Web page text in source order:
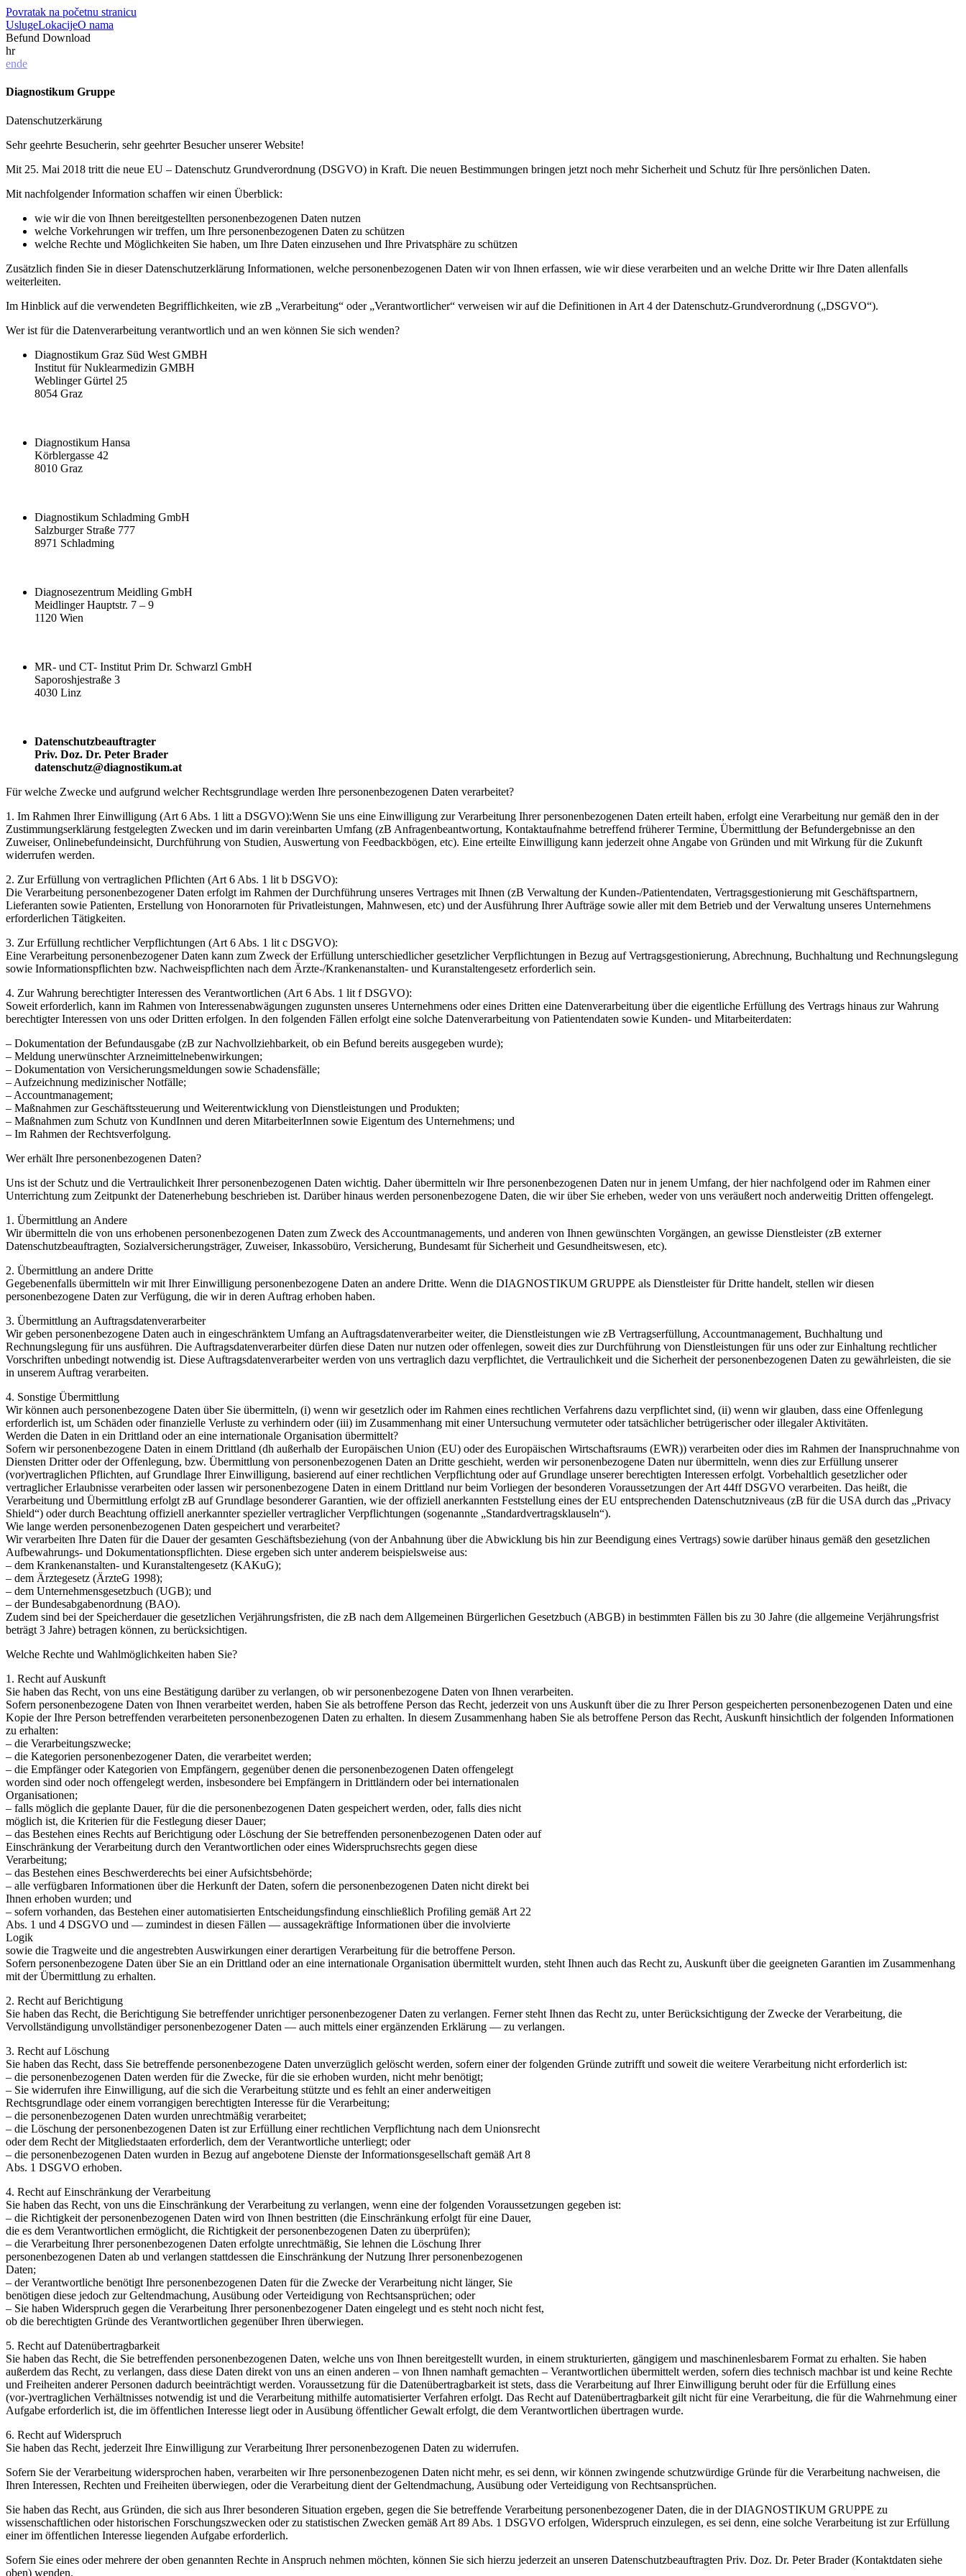
Povratak na početnu stranicu
UslugeLokacijeO nama
Befund Download
hr
ende
Diagnostikum Gruppe
Datenschutzerkärung
Sehr geehrte Besucherin, sehr geehrter Besucher unserer Website!
Mit 25. Mai 2018 tritt die neue EU – Datenschutz Grundverordnung (DSGVO) in Kraft. Die neuen Bestimmungen bringen jetzt noch mehr Sicherheit und Schutz für Ihre persönlichen Daten.
Mit nachfolgender Information schaffen wir einen Überblick:
wie wir die von Ihnen bereitgestellten personenbezogenen Daten nutzen
welche Vorkehrungen wir treffen, um Ihre personenbezogenen Daten zu schützen
welche Rechte und Möglichkeiten Sie haben, um Ihre Daten einzusehen und Ihre Privatsphäre zu schützen
Zusätzlich finden Sie in dieser Datenschutzerklärung Informationen, welche personenbezogenen Daten wir von Ihnen erfassen, wie wir diese verarbeiten und an welche Dritte wir Ihre Daten allenfalls
weiterleiten.
Im Hinblick auf die verwendeten Begrifflichkeiten, wie zB „Verarbeitung“ oder „Verantwortlicher“ verweisen wir auf die Definitionen in Art 4 der Datenschutz-Grundverordnung („DSGVO“).
Wer ist für die Datenverarbeitung verantwortlich und an wen können Sie sich wenden?
Diagnostikum Graz Süd West GMBH
Institut für Nuklearmedizin GMBH
Weblinger Gürtel 25
8054 Graz
Diagnostikum Hansa
Körblergasse 42
8010 Graz
Diagnostikum Schladming GmbH
Salzburger Straße 777
8971 Schladming
Diagnosezentrum Meidling GmbH
Meidlinger Hauptstr. 7 – 9
1120 Wien
MR- und CT- Institut Prim Dr. Schwarzl GmbH
Saporoshjestraße 3
4030 Linz
Datenschutzbeauftragter
Priv. Doz. Dr. Peter Brader
datenschutz@diagnostikum.at
Für welche Zwecke und aufgrund welcher Rechtsgrundlage werden Ihre personenbezogenen Daten verarbeitet?
1. Im Rahmen Ihrer Einwilligung (Art 6 Abs. 1 litt a DSGVO):Wenn Sie uns eine Einwilligung zur Verarbeitung Ihrer personenbezogenen Daten erteilt haben, erfolgt eine Verarbeitung nur gemäß den in der
Zustimmungserklärung festgelegten Zwecken und im darin vereinbarten Umfang (zB Anfragenbeantwortung, Kontaktaufnahme betreffend früherer Termine, Übermittlung der Befundergebnisse an den
Zuweiser, Onlinebefundeinsicht, Durchführung von Studien, Auswertung von Feedbackbögen, etc). Eine erteilte Einwilligung kann jederzeit ohne Angabe von Gründen und mit Wirkung für die Zukunft
widerrufen werden.
2. Zur Erfüllung von vertraglichen Pflichten (Art 6 Abs. 1 lit b DSGVO):
Die Verarbeitung personenbezogener Daten erfolgt im Rahmen der Durchführung unseres Vertrages mit Ihnen (zB Verwaltung der Kunden-/Patientendaten, Vertragsgestionierung mit Geschäftspartnern,
Lieferanten sowie Patienten, Erstellung von Honorarnoten für Privatleistungen, Mahnwesen, etc) und der Ausführung Ihrer Aufträge sowie aller mit dem Betrieb und der Verwaltung unseres Unternehmens
erforderlichen Tätigkeiten.
3. Zur Erfüllung rechtlicher Verpflichtungen (Art 6 Abs. 1 lit c DSGVO):
Eine Verarbeitung personenbezogener Daten kann zum Zweck der Erfüllung unterschiedlicher gesetzlicher Verpflichtungen in Bezug auf Vertragsgestionierung, Abrechnung, Buchhaltung und Rechnungslegung
sowie Informationspflichten bzw. Nachweispflichten nach dem Ärzte-/Krankenanstalten- und Kuranstaltengesetz erforderlich sein.
4. Zur Wahrung berechtigter Interessen des Verantwortlichen (Art 6 Abs. 1 lit f DSGVO):
Soweit erforderlich, kann im Rahmen von Interessenabwägungen zugunsten unseres Unternehmens oder eines Dritten eine Datenverarbeitung über die eigentliche Erfüllung des Vertrags hinaus zur Wahrung
berechtigter Interessen von uns oder Dritten erfolgen. In den folgenden Fällen erfolgt eine solche Datenverarbeitung von Patientendaten sowie Kunden- und Mitarbeiterdaten:
– Dokumentation der Befundausgabe (zB zur Nachvollziehbarkeit, ob ein Befund bereits ausgegeben wurde);
– Meldung unerwünschter Arzneimittelnebenwirkungen;
– Dokumentation von Versicherungsmeldungen sowie Schadensfälle;
– Aufzeichnung medizinischer Notfälle;
– Accountmanagement;
– Maßnahmen zur Geschäftssteuerung und Weiterentwicklung von Dienstleistungen und Produkten;
– Maßnahmen zum Schutz von KundInnen und deren MitarbeiterInnen sowie Eigentum des Unternehmens; und
– Im Rahmen der Rechtsverfolgung.
Wer erhält Ihre personenbezogenen Daten?
Uns ist der Schutz und die Vertraulichkeit Ihrer personenbezogenen Daten wichtig. Daher übermitteln wir Ihre personenbezogenen Daten nur in jenem Umfang, der hier nachfolgend oder im Rahmen einer
Unterrichtung zum Zeitpunkt der Datenerhebung beschrieben ist. Darüber hinaus werden personenbezogene Daten, die wir über Sie erheben, weder von uns veräußert noch anderweitig Dritten offengelegt.
1. Übermittlung an Andere
Wir übermitteln die von uns erhobenen personenbezogenen Daten zum Zweck des Accountmanagements, und anderen von Ihnen gewünschten Vorgängen, an gewisse Dienstleister (zB externer
Datenschutzbeauftragten, Sozialversicherungsträger, Zuweiser, Inkassobüro, Versicherung, Bundesamt für Sicherheit und Gesundheitswesen, etc).
2. Übermittlung an andere Dritte
Gegebenenfalls übermitteln wir mit Ihrer Einwilligung personenbezogene Daten an andere Dritte. Wenn die DIAGNOSTIKUM GRUPPE als Dienstleister für Dritte handelt, stellen wir diesen
personenbezogene Daten zur Verfügung, die wir in deren Auftrag erhoben haben.
3. Übermittlung an Auftragsdatenverarbeiter
Wir geben personenbezogene Daten auch in eingeschränktem Umfang an Auftragsdatenverarbeiter weiter, die Dienstleistungen wie zB Vertragserfüllung, Accountmanagement, Buchhaltung und
Rechnungslegung für uns ausführen. Die Auftragsdatenverarbeiter dürfen diese Daten nur nutzen oder offenlegen, soweit dies zur Durchführung von Dienstleistungen für uns oder zur Einhaltung rechtlicher
Vorschriften unbedingt notwendig ist. Diese Auftragsdatenverarbeiter werden von uns vertraglich dazu verpflichtet, die Vertraulichkeit und die Sicherheit der personenbezogenen Daten zu gewährleisten, die sie
in unserem Auftrag verarbeiten.
4. Sonstige Übermittlung
Wir können auch personenbezogene Daten über Sie übermitteln, (i) wenn wir gesetzlich oder im Rahmen eines rechtlichen Verfahrens dazu verpflichtet sind, (ii) wenn wir glauben, dass eine Offenlegung
erforderlich ist, um Schäden oder finanzielle Verluste zu verhindern oder (iii) im Zusammenhang mit einer Untersuchung vermuteter oder tatsächlicher betrügerischer oder illegaler Aktivitäten.
Werden die Daten in ein Drittland oder an eine internationale Organisation übermittelt?
Sofern wir personenbezogene Daten in einem Drittland (dh außerhalb der Europäischen Union (EU) oder des Europäischen Wirtschaftsraums (EWR)) verarbeiten oder dies im Rahmen der Inanspruchnahme von
Diensten Dritter oder der Offenlegung, bzw. Übermittlung von personenbezogenen Daten an Dritte geschieht, werden wir personenbezogene Daten nur übermitteln, wenn dies zur Erfüllung unserer
(vor)vertraglichen Pflichten, auf Grundlage Ihrer Einwilligung, basierend auf einer rechtlichen Verpflichtung oder auf Grundlage unserer berechtigten Interessen erfolgt. Vorbehaltlich gesetzlicher oder
vertraglicher Erlaubnisse verarbeiten oder lassen wir personenbezogene Daten in einem Drittland nur beim Vorliegen der besonderen Voraussetzungen der Art 44ff DSGVO verarbeiten. Das heißt, die
Verarbeitung und Übermittlung erfolgt zB auf Grundlage besonderer Garantien, wie der offiziell anerkannten Feststellung eines der EU entsprechenden Datenschutzniveaus (zB für die USA durch das „Privacy
Shield“) oder durch Beachtung offiziell anerkannter spezieller vertraglicher Verpflichtungen (sogenannte „Standardvertragsklauseln“).
Wie lange werden personenbezogenen Daten gespeichert und verarbeitet?
Wir verarbeiten Ihre Daten für die Dauer der gesamten Geschäftsbeziehung (von der Anbahnung über die Abwicklung bis hin zur Beendigung eines Vertrags) sowie darüber hinaus gemäß den gesetzlichen
Aufbewahrungs- und Dokumentationspflichten. Diese ergeben sich unter anderem beispielsweise aus:
– dem Krankenanstalten- und Kuranstaltengesetz (KAKuG);
– dem Ärztegesetz (ÄrzteG 1998);
– dem Unternehmensgesetzbuch (UGB); und
– der Bundesabgabenordnung (BAO).
Zudem sind bei der Speicherdauer die gesetzlichen Verjährungsfristen, die zB nach dem Allgemeinen Bürgerlichen Gesetzbuch (ABGB) in bestimmten Fällen bis zu 30 Jahre (die allgemeine Verjährungsfrist
beträgt 3 Jahre) betragen können, zu berücksichtigen.
Welche Rechte und Wahlmöglichkeiten haben Sie?
1. Recht auf Auskunft
Sie haben das Recht, von uns eine Bestätigung darüber zu verlangen, ob wir personenbezogene Daten von Ihnen verarbeiten.
Sofern personenbezogene Daten von Ihnen verarbeitet werden, haben Sie als betroffene Person das Recht, jederzeit von uns Auskunft über die zu Ihrer Person gespeicherten personenbezogenen Daten und eine
Kopie der Ihre Person betreffenden verarbeiteten personenbezogenen Daten zu erhalten. In diesem Zusammenhang haben Sie als betroffene Person das Recht, Auskunft hinsichtlich der folgenden Informationen
zu erhalten:
– die Verarbeitungszwecke;
– die Kategorien personenbezogener Daten, die verarbeitet werden;
– die Empfänger oder Kategorien von Empfängern, gegenüber denen die personenbezogenen Daten offengelegt
worden sind oder noch offengelegt werden, insbesondere bei Empfängern in Drittländern oder bei internationalen
Organisationen;
– falls möglich die geplante Dauer, für die die personenbezogenen Daten gespeichert werden, oder, falls dies nicht
möglich ist, die Kriterien für die Festlegung dieser Dauer;
– das Bestehen eines Rechts auf Berichtigung oder Löschung der Sie betreffenden personenbezogenen Daten oder auf
Einschränkung der Verarbeitung durch den Verantwortlichen oder eines Widerspruchsrechts gegen diese
Verarbeitung;
– das Bestehen eines Beschwerderechts bei einer Aufsichtsbehörde;
– alle verfügbaren Informationen über die Herkunft der Daten, sofern die personenbezogenen Daten nicht direkt bei
Ihnen erhoben wurden; und
– sofern vorhanden, das Bestehen einer automatisierten Entscheidungsfindung einschließlich Profiling gemäß Art 22
Abs. 1 und 4 DSGVO und — zumindest in diesen Fällen — aussagekräftige Informationen über die involvierte
Logik
sowie die Tragweite und die angestrebten Auswirkungen einer derartigen Verarbeitung für die betroffene Person.
Sofern personenbezogene Daten über Sie an ein Drittland oder an eine internationale Organisation übermittelt wurden, steht Ihnen auch das Recht zu, Auskunft über die geeigneten Garantien im Zusammenhang
mit der Übermittlung zu erhalten.
2. Recht auf Berichtigung
Sie haben das Recht, die Berichtigung Sie betreffender unrichtiger personenbezogener Daten zu verlangen. Ferner steht Ihnen das Recht zu, unter Berücksichtigung der Zwecke der Verarbeitung, die
Vervollständigung unvollständiger personenbezogener Daten — auch mittels einer ergänzenden Erklärung — zu verlangen.
3. Recht auf Löschung
Sie haben das Recht, dass Sie betreffende personenbezogene Daten unverzüglich gelöscht werden, sofern einer der folgenden Gründe zutrifft und soweit die weitere Verarbeitung nicht erforderlich ist:
– die personenbezogenen Daten werden für die Zwecke, für die sie erhoben wurden, nicht mehr benötigt;
– Sie widerrufen ihre Einwilligung, auf die sich die Verarbeitung stützte und es fehlt an einer anderweitigen
Rechtsgrundlage oder einem vorrangigen berechtigten Interesse für die Verarbeitung;
– die personenbezogenen Daten wurden unrechtmäßig verarbeitet;
– die Löschung der personenbezogenen Daten ist zur Erfüllung einer rechtlichen Verpflichtung nach dem Unionsrecht
oder dem Recht der Mitgliedstaaten erforderlich, dem der Verantwortliche unterliegt; oder
– die personenbezogenen Daten wurden in Bezug auf angebotene Dienste der Informationsgesellschaft gemäß Art 8
Abs. 1 DSGVO erhoben.
4. Recht auf Einschränkung der Verarbeitung
Sie haben das Recht, von uns die Einschränkung der Verarbeitung zu verlangen, wenn eine der folgenden Voraussetzungen gegeben ist:
– die Richtigkeit der personenbezogenen Daten wird von Ihnen bestritten (die Einschränkung erfolgt für eine Dauer,
die es dem Verantwortlichen ermöglicht, die Richtigkeit der personenbezogenen Daten zu überprüfen);
– die Verarbeitung Ihrer personenbezogenen Daten erfolgte unrechtmäßig, Sie lehnen die Löschung Ihrer
personenbezogenen Daten ab und verlangen stattdessen die Einschränkung der Nutzung Ihrer personenbezogenen
Daten;
– der Verantwortliche benötigt Ihre personenbezogenen Daten für die Zwecke der Verarbeitung nicht länger, Sie
benötigen diese jedoch zur Geltendmachung, Ausübung oder Verteidigung von Rechtsansprüchen; oder
– Sie haben Widerspruch gegen die Verarbeitung Ihrer personenbezogener Daten eingelegt und es steht noch nicht fest,
ob die berechtigten Gründe des Verantwortlichen gegenüber Ihren überwiegen.
5. Recht auf Datenübertragbarkeit
Sie haben das Recht, die Sie betreffenden personenbezogenen Daten, welche uns von Ihnen bereitgestellt wurden, in einem strukturierten, gängigem und maschinenlesbarem Format zu erhalten. Sie haben
außerdem das Recht, zu verlangen, dass diese Daten direkt von uns an einen anderen – von Ihnen namhaft gemachten – Verantwortlichen übermittelt werden, sofern dies technisch machbar ist und keine Rechte
und Freiheiten anderer Personen dadurch beeinträchtigt werden. Voraussetzung für die Datenübertragbarkeit ist stets, dass die Verarbeitung auf Ihrer Einwilligung beruht oder für die Erfüllung eines
(vor-)vertraglichen Verhältnisses notwendig ist und die Verarbeitung mithilfe automatisierter Verfahren erfolgt. Das Recht auf Datenübertragbarkeit gilt nicht für eine Verarbeitung, die für die Wahrnehmung einer
Aufgabe erforderlich ist, die im öffentlichen Interesse liegt oder in Ausübung öffentlicher Gewalt erfolgt, die dem Verantwortlichen übertragen wurde.
6. Recht auf Widerspruch
Sie haben das Recht, jederzeit Ihre Einwilligung zur Verarbeitung Ihrer personenbezogenen Daten zu widerrufen.
Sofern Sie der Verarbeitung widersprochen haben, verarbeiten wir Ihre personenbezogenen Daten nicht mehr, es sei denn, wir können zwingende schutzwürdige Gründe für die Verarbeitung nachweisen, die
Ihren Interessen, Rechten und Freiheiten überwiegen, oder die Verarbeitung dient der Geltendmachung, Ausübung oder Verteidigung von Rechtsansprüchen.
Sie haben das Recht, aus Gründen, die sich aus Ihrer besonderen Situation ergeben, gegen die Sie betreffende Verarbeitung personenbezogener Daten, die in der DIAGNOSTIKUM GRUPPE zu
wissenschaftlichen oder historischen Forschungszwecken oder zu statistischen Zwecken gemäß Art 89 Abs. 1 DSGVO erfolgen, Widerspruch einzulegen, es sei denn, eine solche Verarbeitung ist zur Erfüllung
einer im öffentlichen Interesse liegenden Aufgabe erforderlich.
Sofern Sie eines oder mehrere der oben genannten Rechte in Anspruch nehmen möchten, können Sie sich hierzu jederzeit an unseren Datenschutzbeauftragten Priv. Doz. Dr. Peter Brader (Kontaktdaten siehe
oben) wenden.